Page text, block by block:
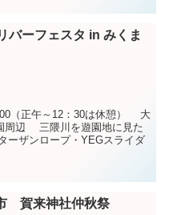
バーフェスタ in みくま
（正午～12：30は休憩） 大
周辺 三隈川を遊園地に見た
ーザンロープ・YEGスライダ
賀来神社仲秋祭